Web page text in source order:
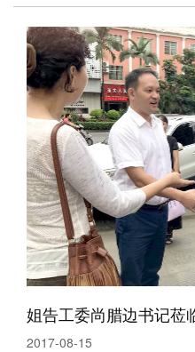
姐告工委尚腊边书记莅
2017-08-15